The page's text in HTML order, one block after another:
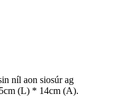
níl aon siosúr ag
(L) * 14cm (A).